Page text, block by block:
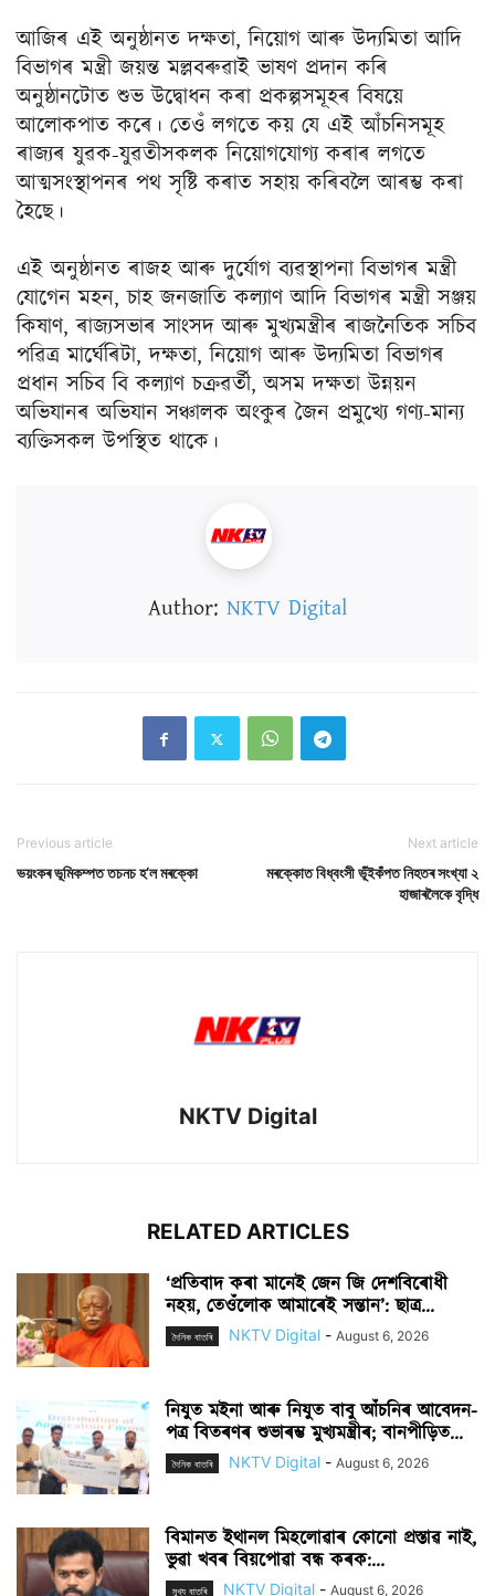
আজিৰ এই অনুষ্ঠানত দক্ষতা, নিয়োগ আৰু উদ্যমিতা আদি
বিভাগৰ মন্ত্ৰী জয়ন্ত মল্লবৰুৱাই ভাষণ প্ৰদান কৰি
অনুষ্ঠানটোত শুভ উদ্বোধন কৰা প্ৰকল্পসমূহৰ বিষয়ে
আলোকপাত কৰে। তেওঁ লগতে কয় যে এই আঁচনিসমূহ
ৰাজ্যৰ যুৱক-যুৱতীসকলক নিয়োগযোগ্য কৰাৰ লগতে
আত্মসংস্থাপনৰ পথ সৃষ্টি কৰাত সহায় কৰিবলৈ আৰম্ভ কৰা
হৈছে।
এই অনুষ্ঠানত ৰাজহ আৰু দুৰ্যোগ ব্যৱস্থাপনা বিভাগৰ মন্ত্ৰী
যোগেন মহন, চাহ জনজাতি কল্যাণ আদি বিভাগৰ মন্ত্ৰী সঞ্জয়
কিষাণ, ৰাজ্যসভাৰ সাংসদ আৰু মুখ্যমন্ত্ৰীৰ ৰাজনৈতিক সচিব
পৱিত্ৰ মাৰ্ঘেৰিটা, দক্ষতা, নিয়োগ আৰু উদ্যমিতা বিভাগৰ
প্ৰধান সচিব বি কল্যাণ চক্ৰৱৰ্তী, অসম দক্ষতা উন্নয়ন
অভিযানৰ অভিযান সঞ্চালক অংকুৰ জৈন প্ৰমুখ্যে গণ্য-মান্য
ব্যক্তিসকল উপস্থিত থাকে।
Author: NKTV Digital
Previous article
ভয়ংকৰ ভূমিকম্পত তচনচ হ’ল মৰক্কো
Next article
মৰক্কোত বিধ্বংসী ভূঁইকঁপত নিহতৰ সংখ্যা ২
হাজাৰলৈকে বৃদ্ধি
NKTV Digital
RELATED ARTICLES
‘প্ৰতিবাদ কৰা মানেই জেন জি দেশবিৰোধী
নহয়, তেওঁলোক আমাৰেই সন্তান’: ছাত্ৰ...
দৈনিক বাতৰি NKTV Digital - August 6, 2026
নিযুত মইনা আৰু নিযুত বাবু আঁচনিৰ আবেদন-
পত্ৰ বিতৰণৰ শুভাৰম্ভ মুখ্যমন্ত্ৰীৰ; বানপীড়িত...
দৈনিক বাতৰি NKTV Digital - August 6, 2026
বিমানত ইথানল মিহলোৱাৰ কোনো প্ৰস্তাৱ নাই,
ভুৱা খবৰ বিয়পোৱা বন্ধ কৰক:...
মুখ্য বাতৰি NKTV Digital - August 6, 2026